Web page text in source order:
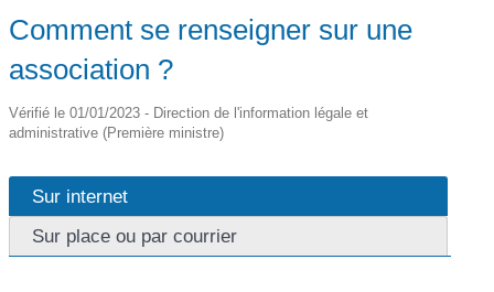
Comment se renseigner sur une
association ?
Vérifié le 01/01/2023 - Direction de l'information légale et
administrative (Première ministre)
Sur internet
Sur place ou par courrier